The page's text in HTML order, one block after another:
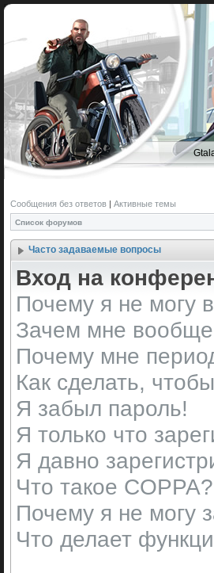
Сообщения без ответов | Активные темы
Список форумов
Часто задаваемые вопросы
Вход на
Почему я не могу
Зачем мне вообще
Почему мне
Как сделать,
Я забыл пароль!
Я только что
Я давно
Что такое COPPA?
Почему я не могу
Что делает